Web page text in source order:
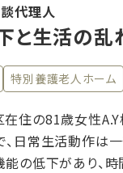
代理人
と生活の乱
特別養護老人ホーム
住の81歳女性A.Y
、日常生活動作は
能の低下があり、